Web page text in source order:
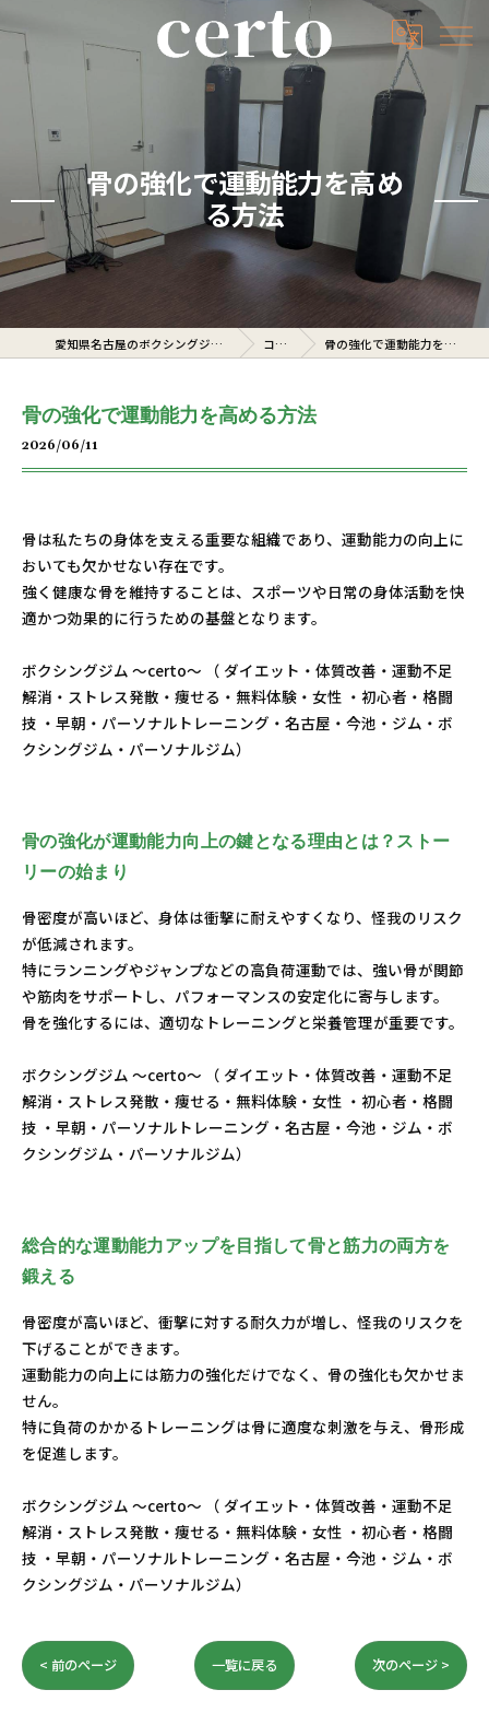
骨の強化で運動能力を高め
る方法
愛知県名古屋のボクシングジムならcerto コラム 骨の強化で運動能力を高める方法
骨の強化で運動能力を高める方法
2026/06/11
骨は私たちの身体を支える重要な組織であり、運動能力の向上に
おいても欠かせない存在です。
強く健康な骨を維持することは、スポーツや日常の身体活動を快
適かつ効果的に行うための基盤となります。
ボクシングジム ～certo～ （ ダイエット・体質改善・運動不足
解消・ストレス発散・痩せる・無料体験・女性 ・初心者・格闘
技 ・早朝・パーソナルトレーニング・名古屋・今池・ジム・ボ
クシングジム・パーソナルジム）
骨の強化が運動能力向上の鍵となる理由とは？ストー
リーの始まり
骨密度が高いほど、身体は衝撃に耐えやすくなり、怪我のリスク
が低減されます。
特にランニングやジャンプなどの高負荷運動では、強い骨が関節
や筋肉をサポートし、パフォーマンスの安定化に寄与します。
骨を強化するには、適切なトレーニングと栄養管理が重要です。
ボクシングジム ～certo～ （ ダイエット・体質改善・運動不足
解消・ストレス発散・痩せる・無料体験・女性 ・初心者・格闘
技 ・早朝・パーソナルトレーニング・名古屋・今池・ジム・ボ
クシングジム・パーソナルジム）
総合的な運動能力アップを目指して骨と筋力の両方を
鍛える
骨密度が高いほど、衝撃に対する耐久力が増し、怪我のリスクを
下げることができます。
運動能力の向上には筋力の強化だけでなく、骨の強化も欠かせま
せん。
特に負荷のかかるトレーニングは骨に適度な刺激を与え、骨形成
を促進します。
ボクシングジム ～certo～ （ ダイエット・体質改善・運動不足
解消・ストレス発散・痩せる・無料体験・女性 ・初心者・格闘
技 ・早朝・パーソナルトレーニング・名古屋・今池・ジム・ボ
クシングジム・パーソナルジム）
< 前のページ 一覧に戻る 次のページ >